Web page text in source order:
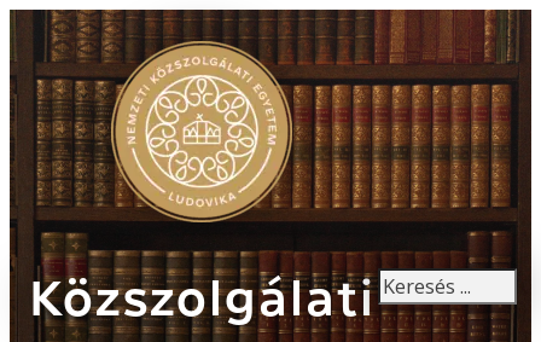
KözszolgálatiKeresés